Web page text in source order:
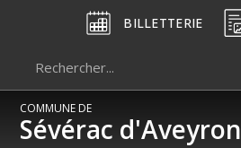
BILLETTERIE
COMMUNE DE
Sévérac d'Aveyron